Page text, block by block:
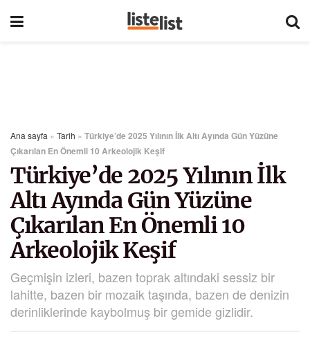
Ana sayfa » Tarih » Türkiye’de 2025 Yılının İlk Altı Ayında Gün Yüzüne
Çıkarılan En Önemli 10 Arkeolojik Keşif
Türkiye’de 2025 Yılının İlk
Altı Ayında Gün Yüzüne
Çıkarılan En Önemli 10
Arkeolojik Keşif
Geçmişin izleri, bazen toprak altındaki sessiz bir
lahitte, bazen bir mozaik taşında, bazen de denizin
derinliklerinde kaybolmuş bir gemide gizlidir.